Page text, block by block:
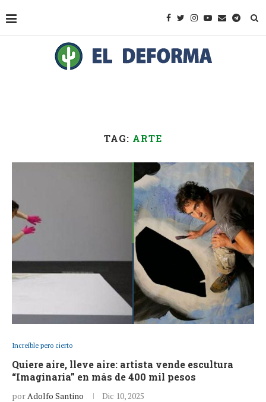
TAG: ARTE
Increíble pero cierto
Quiere aire, lleve aire: artista vende escultura
“Imaginaria” en más de 400 mil pesos
porAdolfo Santino Dic 10, 2025